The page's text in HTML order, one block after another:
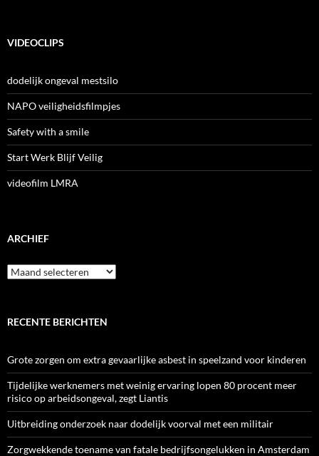
VIDEOCLIPS
dodelijk ongeval mestsilo
NAPO veiligheidsfilmpjes
Safety with a smile
Start Werk Blijf Veilig
videofilm LMRA
ARCHIEF
Archief
RECENTE BERICHTEN
Grote zorgen om extra gevaarlijke asbest in speelzand voor kinderen
Tijdelijke werknemers met weinig ervaring lopen 80 procent meer
risico op arbeidsongeval, zegt Liantis
Uitbreiding onderzoek naar dodelijk voorval met een militair
Zorgwekkende toename van fatale bedrijfsongelukken in Amsterdam